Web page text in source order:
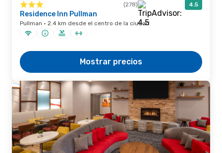
(278) 4.5
Residence Inn Pullman
Pullman · 2.4 km desde el centro de la ciudad
Mostrar precios